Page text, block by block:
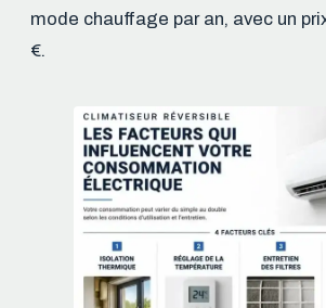
mode chauffage par an, avec un
€.